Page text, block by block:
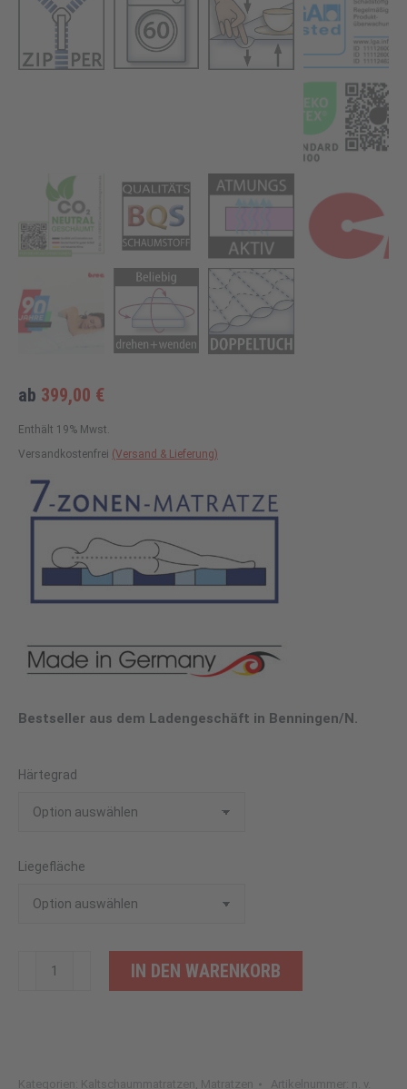
ab 399,00 €
Enthält 19% Mwst.
Versandkostenfrei (Versand & Lieferung)
Bestseller aus dem Ladengeschäft in Benningen/N.
Härtegrad
Liegefläche
IN DEN WARENKORB
Kategorien: Kaltschaummatratzen, Matratzen Artikelnummer: n. v.